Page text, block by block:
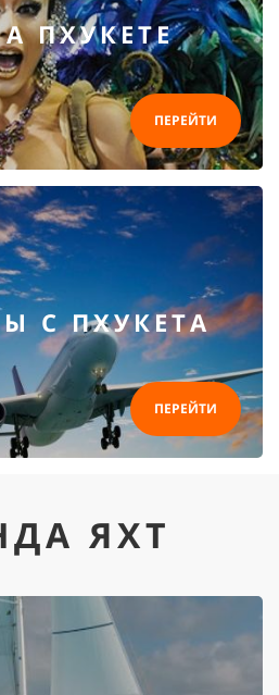
ПХУКЕТЕ
ПЕРЕЙТИ
С ПХУКЕТА
ПЕРЕЙТИ
ЯХТ